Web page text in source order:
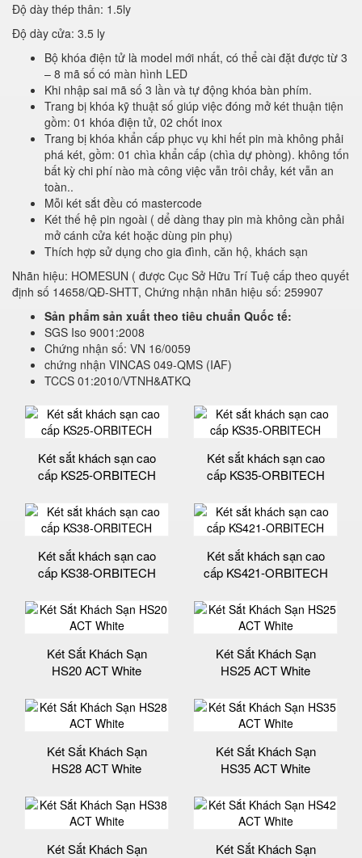
Độ dày thép thân: 1.5ly
Độ dày cửa: 3.5 ly
Bộ khóa điện tử là model mới nhất, có thể cài đặt được từ 3
– 8 mã số có màn hình LED
Khi nhập sai mã số 3 lần và tự động khóa bàn phím.
Trang bị khóa kỹ thuật số giúp việc đóng mở két thuận tiện
gồm: 01 khóa điện tử, 02 chốt inox
Trang bị khóa khẩn cấp phục vụ khi hết pin mà không phải
phá két, gồm: 01 chìa khẩn cấp (chìa dự phòng). không tốn
bất kỳ chi phí nào mà công việc vẫn trôi chảy, két vẫn an
toàn..
Mỗi két sắt đều có mastercode
Két thế hệ pin ngoài ( dể dàng thay pin mà không cần phải
mở cánh cửa két hoặc dùng pin phụ)
Thích hợp sử dụng cho gia đình, căn hộ, khách sạn
Nhãn hiệu: HOMESUN ( được Cục Sở Hữu Trí Tuệ cấp theo quyết
định số 14658/QĐ-SHTT, Chứng nhận nhãn hiệu số: 259907
Sản phẩm sản xuất theo tiêu chuẩn Quốc tế:
SGS Iso 9001:2008
Chứng nhận số: VN 16/0059
chứng nhận VINCAS 049-QMS (IAF)
TCCS 01:2010/VTNH&ATKQ
Két sắt khách sạn cao
cấp KS25-ORBITECH
Két sắt khách sạn cao
cấp KS35-ORBITECH
Két sắt khách sạn cao
cấp KS38-ORBITECH
Két sắt khách sạn cao
cấp KS421-ORBITECH
Két Sắt Khách Sạn
HS20 ACT White
Két Sắt Khách Sạn
HS25 ACT White
Két Sắt Khách Sạn
HS28 ACT White
Két Sắt Khách Sạn
HS35 ACT White
Két Sắt Khách Sạn
Két Sắt Khách Sạn